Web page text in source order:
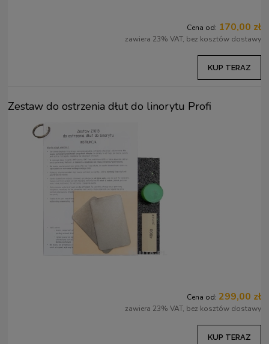
Cena od: 170,00 zł
zawiera 23% VAT, bez kosztów dostawy
KUP TERAZ
Zestaw do ostrzenia dłut do linorytu Profi
Cena od: 299,00 zł
zawiera 23% VAT, bez kosztów dostawy
KUP TERAZ